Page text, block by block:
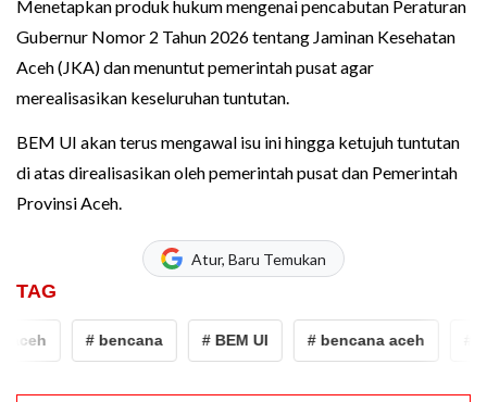
Menetapkan produk hukum mengenai pencabutan Peraturan
Gubernur Nomor 2 Tahun 2026 tentang Jaminan Kesehatan
Aceh (JKA) dan menuntut pemerintah pusat agar
merealisasikan keseluruhan tuntutan.
BEM UI akan terus mengawal isu ini hingga ketujuh tuntutan
di atas direalisasikan oleh pemerintah pusat dan Pemerintah
Provinsi Aceh.
Atur, Baru Temukan
TAG
# bencana # BEM UI # bencana aceh